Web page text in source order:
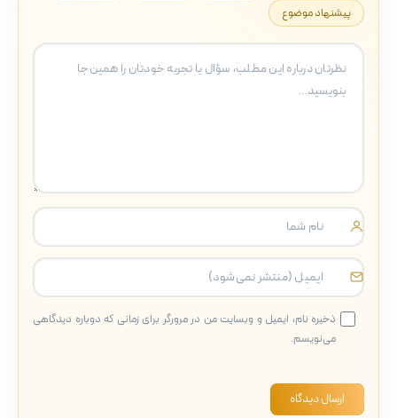
پیشنهاد موضوع
ذخیره نام، ایمیل و وبسایت من در مرورگر برای زمانی که دوباره دیدگاهی
می‌نویسم.
ارسال دیدگاه